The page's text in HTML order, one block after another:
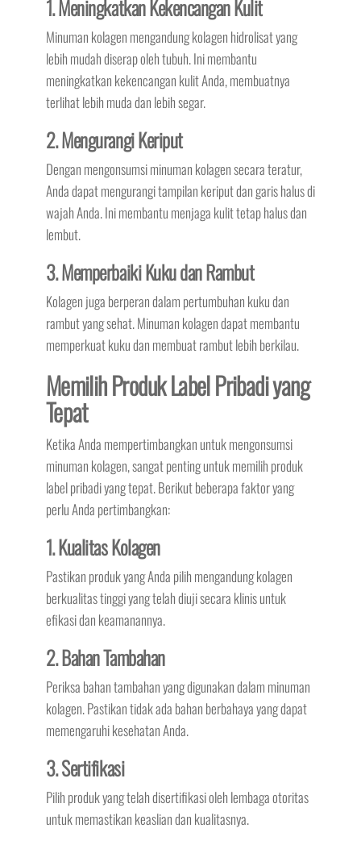
1. Meningkatkan Kekencangan Kulit
Minuman kolagen mengandung kolagen hidrolisat yang
lebih mudah diserap oleh tubuh. Ini membantu
meningkatkan kekencangan kulit Anda, membuatnya
terlihat lebih muda dan lebih segar.
2. Mengurangi Keriput
Dengan mengonsumsi minuman kolagen secara teratur,
Anda dapat mengurangi tampilan keriput dan garis halus di
wajah Anda. Ini membantu menjaga kulit tetap halus dan
lembut.
3. Memperbaiki Kuku dan Rambut
Kolagen juga berperan dalam pertumbuhan kuku dan
rambut yang sehat. Minuman kolagen dapat membantu
memperkuat kuku dan membuat rambut lebih berkilau.
Memilih Produk Label Pribadi yang
Tepat
Ketika Anda mempertimbangkan untuk mengonsumsi
minuman kolagen, sangat penting untuk memilih produk
label pribadi yang tepat. Berikut beberapa faktor yang
perlu Anda pertimbangkan:
1. Kualitas Kolagen
Pastikan produk yang Anda pilih mengandung kolagen
berkualitas tinggi yang telah diuji secara klinis untuk
efikasi dan keamanannya.
2. Bahan Tambahan
Periksa bahan tambahan yang digunakan dalam minuman
kolagen. Pastikan tidak ada bahan berbahaya yang dapat
memengaruhi kesehatan Anda.
3. Sertifikasi
Pilih produk yang telah disertifikasi oleh lembaga otoritas
untuk memastikan keaslian dan kualitasnya.